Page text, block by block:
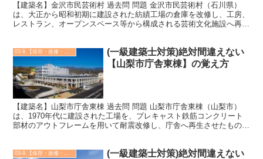
【建築名】金沢市民芸術村 過去問 問題 金沢市民芸術村（石川県）
は、大正から昭和初期に建設された紡績工場の倉庫を改修し、工房、
レストラン、オープンスペース等から構成される芸術文化施設へ再生
(一級建築士対策)絶対間違えない
【山梨市庁舎東棟】の覚え方
【建築名】山梨市庁舎東棟 過去問 問題 山梨市庁舎東棟（山梨市）
は、1970年代に建設された工場を、プレキャスト鉄筋コンクリート
部材のアウトフレームを用いて耐震改修し、庁舎へ再生させたもので
(一級建築士対策)絶対間違えない